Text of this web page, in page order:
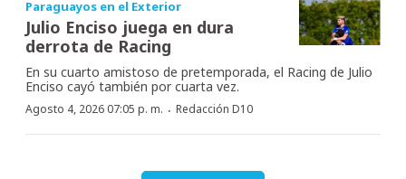
Paraguayos en el Exterior
Julio Enciso juega en dura
derrota de Racing
En su cuarto amistoso de pretemporada, el Racing de Julio
Enciso cayó también por cuarta vez.
Agosto 4, 2026 07:05 p. m. · Redacción D10